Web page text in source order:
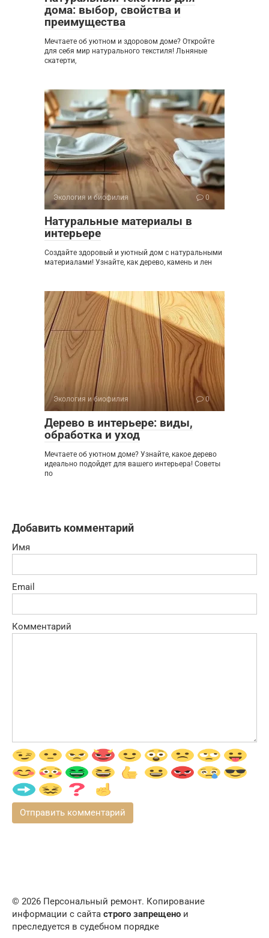
дома: выбор, свойства и
преимущества
Мечтаете об уютном и здоровом доме? Откройте
для себя мир натурального текстиля! Льняные
скатерти,
Экология и биофилия 0
Натуральные материалы в
интерьере
Создайте здоровый и уютный дом с натуральными
материалами! Узнайте, как дерево, камень и лен
Экология и биофилия 0
Дерево в интерьере: виды,
обработка и уход
Мечтаете об уютном доме? Узнайте, какое дерево
идеально подойдет для вашего интерьера! Советы
по
Добавить комментарий
Имя
Email
Комментарий
© 2026 Персональный ремонт. Копирование
информации с сайта строго запрещено и
преследуется в судебном порядке